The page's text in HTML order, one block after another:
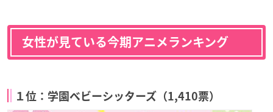
女性が見ている今期アニメランキング
１位：学園ベビーシッターズ（1,410票）